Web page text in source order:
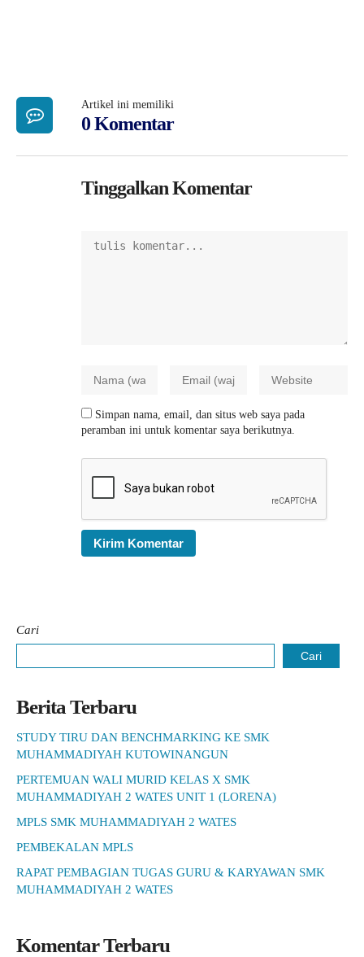
Artikel ini memiliki
0 Komentar
Tinggalkan Komentar
Simpan nama, email, dan situs web saya pada
peramban ini untuk komentar saya berikutnya.
Cari
Cari
Berita Terbaru
STUDY TIRU DAN BENCHMARKING KE SMK
MUHAMMADIYAH KUTOWINANGUN
PERTEMUAN WALI MURID KELAS X SMK
MUHAMMADIYAH 2 WATES UNIT 1 (LORENA)
MPLS SMK MUHAMMADIYAH 2 WATES
PEMBEKALAN MPLS
RAPAT PEMBAGIAN TUGAS GURU & KARYAWAN SMK
MUHAMMADIYAH 2 WATES
Komentar Terbaru